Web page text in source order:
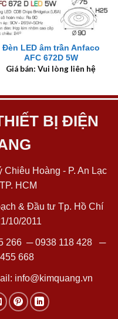
Đèn LED âm trần Anfaco
AFC 672D 5W
Giá bán: Vui lòng liên hệ
BỊ ĐIỆN
Hoàng - P. An Lạc
HCM
& Đầu tư Tp. Hồ Chí
10/2011
266─0938 118 428─
668
info@kimquang.vn